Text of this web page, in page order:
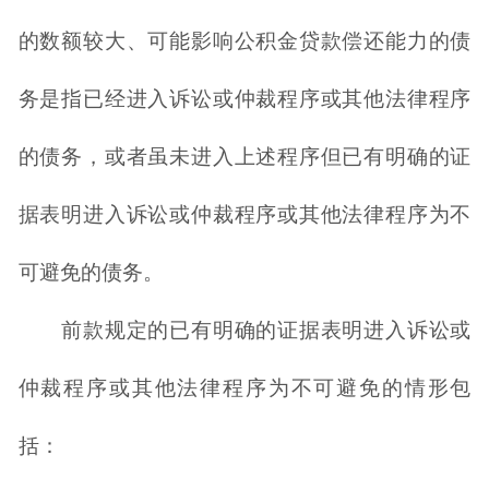
的数额较大、可能影响公积金贷款偿还能力的债
务是指已经进入诉讼或仲裁程序或其他法律程序
的债务，或者虽未进入上述程序但已有明确的证
据表明进入诉讼或仲裁程序或其他法律程序为不
可避免的债务。
前款规定的已有明确的证据表明进入诉讼或
仲裁程序或其他法律程序为不可避免的情形包
括：